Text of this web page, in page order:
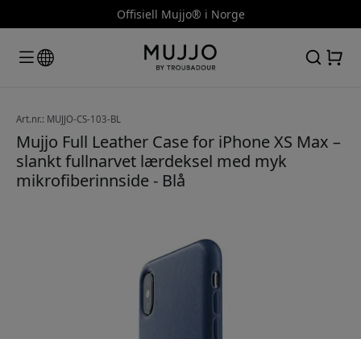
Offisiell Mujjo® i Norge
Art.nr.: MUJJO-CS-103-BL
Mujjo Full Leather Case for iPhone XS Max –
slankt fullnarvet lærdeksel med myk
mikrofiberinnside - Blå